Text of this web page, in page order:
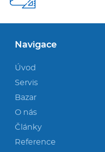
Navigace
Úvod
Servis
Bazar
O nás
Články
Reference